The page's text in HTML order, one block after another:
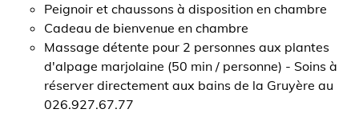
Peignoir et chaussons à disposition en chambre
Cadeau de bienvenue en chambre
Massage détente pour 2 personnes aux plantes
d'alpage marjolaine (50 min / personne) - Soins à
réserver directement aux bains de la Gruyère au
026.927.67.77